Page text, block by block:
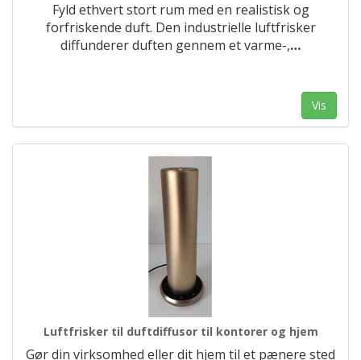
Fyld ethvert stort rum med en realistisk og
forfriskende duft. Den industrielle luftfrisker
diffunderer duften gennem et varme-,…
Vis
Luftfrisker til duftdiffusor til kontorer og hjem
Gør din virksomhed eller dit hjem til et pænere sted